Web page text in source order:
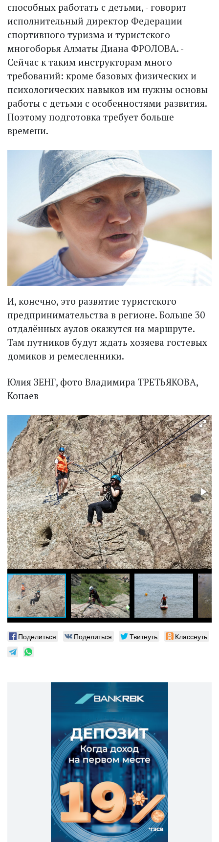
способных работать с детьми, - говорит
исполнительный директор Федерации
спортивного туризма и туристского
многоборья Алматы Диана ФРОЛОВА. -
Сейчас к таким инструкторам много
требований: кроме базовых физических и
психологических навыков им нужны основы
работы с детьми с особенностями развития.
Поэтому подготовка требует больше
времени.
И, конечно, это развитие туристского
предпринимательства в регионе. Больше 30
отдалённых аулов окажутся на маршруте.
Там путников будут ждать хозяева гостевых
домиков и ремесленники.
Юлия ЗЕНГ, фото Владимира ТРЕТЬЯКОВА,
Конаев
Поделиться Поделиться Твитнуть Класснуть